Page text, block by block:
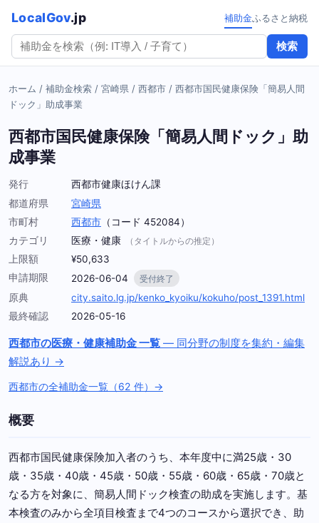
LocalGov.jp
検索
補助金ふるさと納税
ホーム / 補助金検索 / 宮崎県 / 西都市 / 西都市国民健康保険「簡易人間
ドック」助成事業
西都市国民健康保険「簡易人間ドック」助
成事業
発行
西都市健康ほけん課
都道府県
宮崎県
市町村
西都市 （コード 452084）
カテゴリ
医療・健康 （タイトルからの推定）
上限額
¥50,633
申請期限
2026-06-04 受付終了
原典
city.saito.lg.jp/kenko_kyoiku/kokuho/post_1391.html
最終確認
2026-05-16
西都市の医療・健康補助金 一覧 — 同分野の制度を集約・編集
解説あり →
西都市の全補助金一覧（62 件）→
概要
西都市国民健康保険加入者のうち、本年度中に満25歳・30
歳・35歳・40歳・45歳・50歳・55歳・60歳・65歳・70歳と
なる方を対象に、簡易人間ドック検査の助成を実施します。基
本検査のみから全項目検査まで4つのコースから選択でき、助